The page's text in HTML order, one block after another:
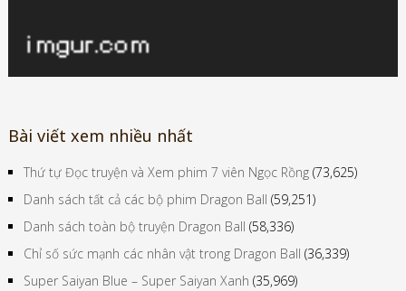
Bài viết xem nhiều nhất
Thứ tự Đọc truyện và Xem phim 7 viên Ngọc Rồng (73,625)
Danh sách tất cả các bộ phim Dragon Ball (59,251)
Danh sách toàn bộ truyện Dragon Ball (58,336)
Chỉ số sức mạnh các nhân vật trong Dragon Ball (36,339)
Super Saiyan Blue – Super Saiyan Xanh (35,969)